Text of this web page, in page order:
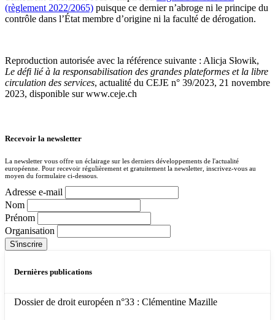
(règlement 2022/2065) puisque ce dernier n’abroge ni le principe du
contrôle dans l’État membre d’origine ni la faculté de dérogation.
Reproduction autorisée avec la référence suivante : Alicja Słowik,
Le défi lié à la responsabilisation des grandes plateformes et la libre
circulation des services, actualité du CEJE n° 39/2023, 21 novembre
2023, disponible sur www.ceje.ch
Recevoir la newsletter
La newsletter vous offre un éclairage sur les derniers développements de l'actualité
européenne. Pour recevoir régulièrement et gratuitement la newsletter, inscrivez-vous au
moyen du formulaire ci-dessous.
Adresse e-mail
Nom
Prénom
Organisation
Dernières publications
Dossier de droit européen n°33 : Clémentine Mazille